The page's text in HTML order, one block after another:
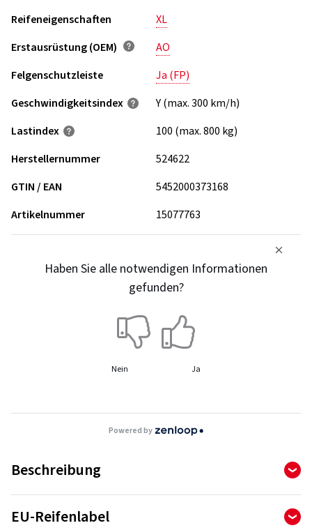
Reifeneigenschaften
XL
Erstausrüstung (OEM)
AO
Felgenschutzleiste
Ja (FP)
Geschwindigkeits­index
Y (max. 300 km/h)
Lastindex
100 (max. 800 kg)
Herstellernummer
524622
GTIN / EAN
5452000373168
Artikelnummer
15077763
Haben Sie alle notwendigen Informationen
gefunden?
Nein Ja
Powered by
Beschreibung
Der Eagle F1 Asymmetric mit Active Braking Technology
EU-Reifenlabel